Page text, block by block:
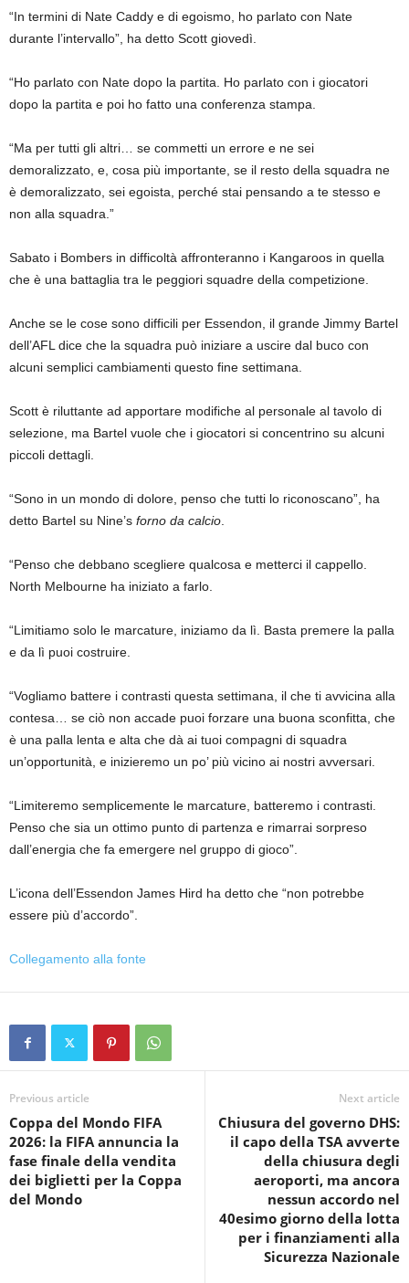
“In termini di Nate Caddy e di egoismo, ho parlato con Nate
durante l’intervallo”, ha detto Scott giovedì.
“Ho parlato con Nate dopo la partita. Ho parlato con i giocatori
dopo la partita e poi ho fatto una conferenza stampa.
“Ma per tutti gli altri… se commetti un errore e ne sei
demoralizzato, e, cosa più importante, se il resto della squadra ne
è demoralizzato, sei egoista, perché stai pensando a te stesso e
non alla squadra.”
Sabato i Bombers in difficoltà affronteranno i Kangaroos in quella
che è una battaglia tra le peggiori squadre della competizione.
Anche se le cose sono difficili per Essendon, il grande Jimmy Bartel
dell’AFL dice che la squadra può iniziare a uscire dal buco con
alcuni semplici cambiamenti questo fine settimana.
Scott è riluttante ad apportare modifiche al personale al tavolo di
selezione, ma Bartel vuole che i giocatori si concentrino su alcuni
piccoli dettagli.
“Sono in un mondo di dolore, penso che tutti lo riconoscano”, ha
detto Bartel su Nine’s forno da calcio
“Penso che debbano scegliere qualcosa e metterci il cappello.
North Melbourne ha iniziato a farlo.
“Limitiamo solo le marcature, iniziamo da lì. Basta premere la palla
e da lì puoi costruire.
“Vogliamo battere i contrasti questa settimana, il che ti avvicina alla
contesa… se ciò non accade puoi forzare una buona sconfitta, che
è una palla lenta e alta che dà ai tuoi compagni di squadra
un’opportunità, e inizieremo un po’ più vicino ai nostri avversari.
“Limiteremo semplicemente le marcature, batteremo i contrasti.
Penso che sia un ottimo punto di partenza e rimarrai sorpreso
dall’energia che fa emergere nel gruppo di gioco”.
L’icona dell’Essendon James Hird ha detto che “non potrebbe
essere più d’accordo”.
Collegamento alla fonte
Previous article
Coppa del Mondo FIFA
2026: la FIFA annuncia la
fase finale della vendita
dei biglietti per la Coppa
del Mondo
Next article
Chiusura del governo DHS:
il capo della TSA avverte
della chiusura degli
aeroporti, ma ancora
nessun accordo nel
40esimo giorno della lotta
per i finanziamenti alla
Sicurezza Nazionale